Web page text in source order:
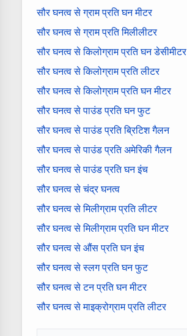
सौर घनत्व से ग्राम प्रति घन मीटर
सौर घनत्व से ग्राम प्रति मिलीलीटर
सौर घनत्व से किलोग्राम प्रति घन डेसीमीटर
सौर घनत्व से किलोग्राम प्रति लीटर
सौर घनत्व से किलोग्राम प्रति घन मीटर
सौर घनत्व से पाउंड प्रति घन फुट
सौर घनत्व से पाउंड प्रति ब्रिटिश गैलन
सौर घनत्व से पाउंड प्रति अमेरिकी गैलन
सौर घनत्व से पाउंड प्रति घन इंच
सौर घनत्व से चंद्र घनत्व
सौर घनत्व से मिलीग्राम प्रति लीटर
सौर घनत्व से मिलीग्राम प्रति घन मीटर
सौर घनत्व से औंस प्रति घन इंच
सौर घनत्व से स्लग प्रति घन फुट
सौर घनत्व से टन प्रति घन मीटर
सौर घनत्व से माइक्रोग्राम प्रति लीटर